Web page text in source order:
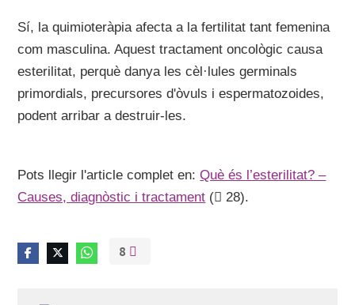
Sí, la quimioteràpia afecta a la fertilitat tant femenina
com masculina. Aquest tractament oncològic causa
esterilitat, perquè danya les cèl·lules germinals
primordials, precursores d'òvuls i espermatozoides,
podent arribar a destruir-les.
Pots llegir l'article complet en:Què és l’esterilitat? –
Causes, diagnòstic i tractament ( 28).
8